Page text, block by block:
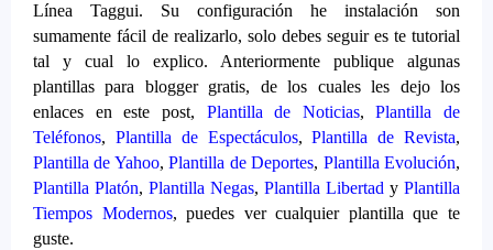
Línea Taggui. Su configuración he instalación son
sumamente fácil de realizarlo, solo debes seguir es te tutorial
tal y cual lo explico. Anteriormente publique algunas
plantillas para blogger gratis, de los cuales les dejo los
enlaces en este post, Plantilla de Noticias,Plantilla de
Teléfonos, Plantilla de Espectáculos,Plantilla de Revista,
Plantilla de Yahoo,Plantilla de Deportes, Plantilla Evolución,
Plantilla Platón, Plantilla Negas, Plantilla Libertad y Plantilla
Tiempos Modernos, puedes ver cualquier plantilla que te
guste.